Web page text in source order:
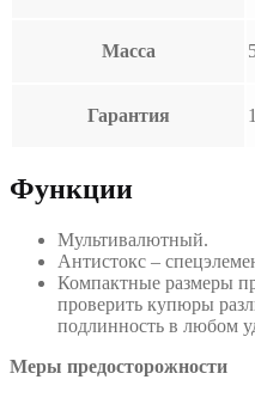
Масса
Гарантия
Функции
Мультивалютный.
Антистокс –
Компактные размеры
проверить купюры
подлинность в любом
Меры предосторожности